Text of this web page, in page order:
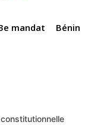
mandat
Bénin